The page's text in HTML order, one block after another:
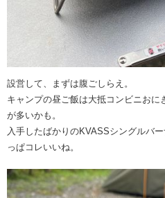
設営して、まずは腹ごしらえ。
キャンプの昼ご飯は大抵コンビニお
が多いかも。
入手したばかりのKVASSシングルバ
っぱコレいいね。